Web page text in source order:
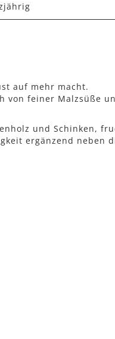
auf mehr macht.
von feiner Malzsüße
und Schinken,
ergänzend neben